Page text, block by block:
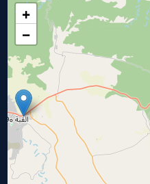
+
−